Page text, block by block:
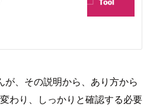
、その説明から、あり方から
わり、しっかりと確認する必要